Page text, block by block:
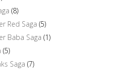
(8)
Red Saga (5)
Baba Saga (1)
(5)
Saga (7)